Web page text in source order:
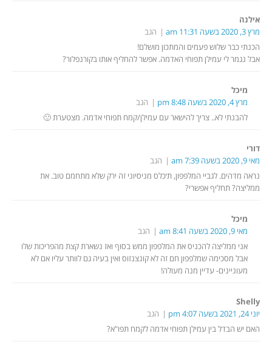
אילנה
מרץ 3, 2020 בשעה 11:31 am
הגב
הכנתי כבר שלוש פעמים והמתכון מושלם!
אבל נגמר לי עמילן תפוחי האדמה. אפשר להחליף אותו בקורנפלור?
מיכל
מרץ 4, 2020 בשעה 8:48 pm
הגב
להבנתי לא.. צריך להישאר עם עמילן/קמח תפוחי אדמה. מצטערת 🙂
דורי
מאי 9, 2020 בשעה 7:39 am
הגב
נראה מדהים. לגביי המלפפון, ת׳כלס מניסיוני זה ירק שלא מתחמם טוב. את
ממליצה? תחליף אפשרי?
מיכל
מאי 9, 2020 בשעה 8:41 am
הגב
אני ממליצה להכניס את המלפפון ממש בסוף ואז נשארת קצת מהפריכות שלו
אבל מסכימה שמלפפון חם זה לא קונצנזוס ואין בעיה גם לוותר עליו אם לא
מעוניינים- עדיין מנה מעולה!
Shelly
יוני 24, 2021 בשעה 4:07 pm
הגב
האם יש הבדל בין עמילן תפוחי אדמה לקמח תפו"א?